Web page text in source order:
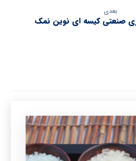
بعدی
صنعتی کیسه ای نوین نمک